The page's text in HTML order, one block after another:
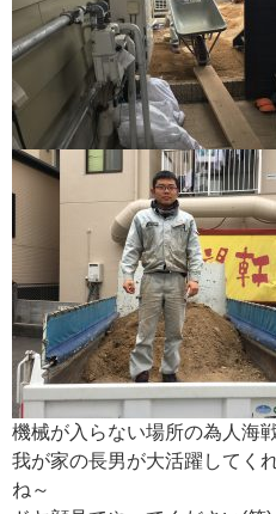
機械が入らない場所の為人海
我が家の長男が大活躍してく
ね～